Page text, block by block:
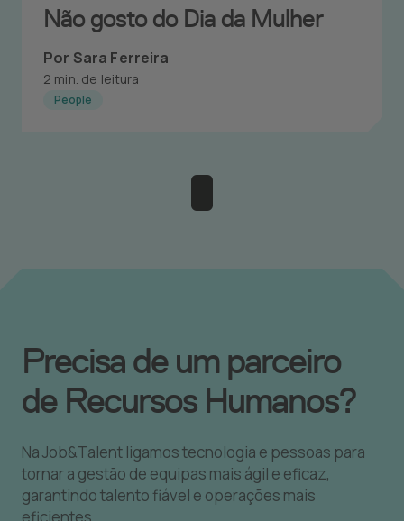
Não gosto do Dia da Mulher
Por Sara Ferreira
2 min. de leitura
People
Precisa de um parceiro
de Recursos Humanos?
Na Job&Talent ligamos tecnologia e pessoas para
tornar a gestão de equipas mais ágil e eficaz,
garantindo talento fiável e operações mais